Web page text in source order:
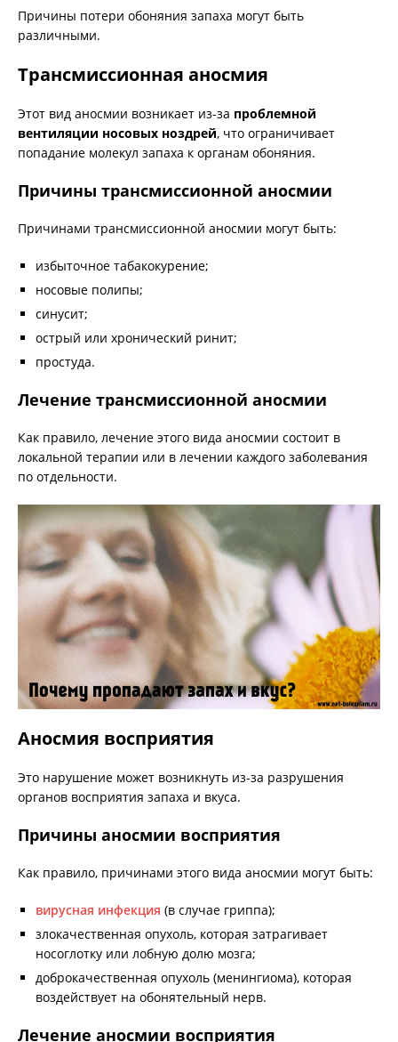
Причины потери обоняния запаха могут быть
различными.
Трансмиссионная аносмия
Этот вид аносмии возникает из-за проблемной
вентиляции носовых ноздрей, что ограничивает
попадание молекул запаха к органам обоняния.
Причины трансмиссионной аносмии
Причинами трансмиссионной аносмии могут быть:
избыточное табакокурение;
носовые полипы;
синусит;
острый или хронический ринит;
простуда.
Лечение трансмиссионной аносмии
Как правило, лечение этого вида аносмии состоит в
локальной терапии или в лечении каждого заболевания
по отдельности.
Аносмия восприятия
Это нарушение может возникнуть из-за разрушения
органов восприятия запаха и вкуса.
Причины аносмии восприятия
Как правило, причинами этого вида аносмии могут быть:
вирусная инфекция (в случае гриппа);
злокачественная опухоль, которая затрагивает
носоглотку или лобную долю мозга;
доброкачественная опухоль (менингиома), которая
воздействует на обонятельный нерв.
Лечение аносмии восприятия